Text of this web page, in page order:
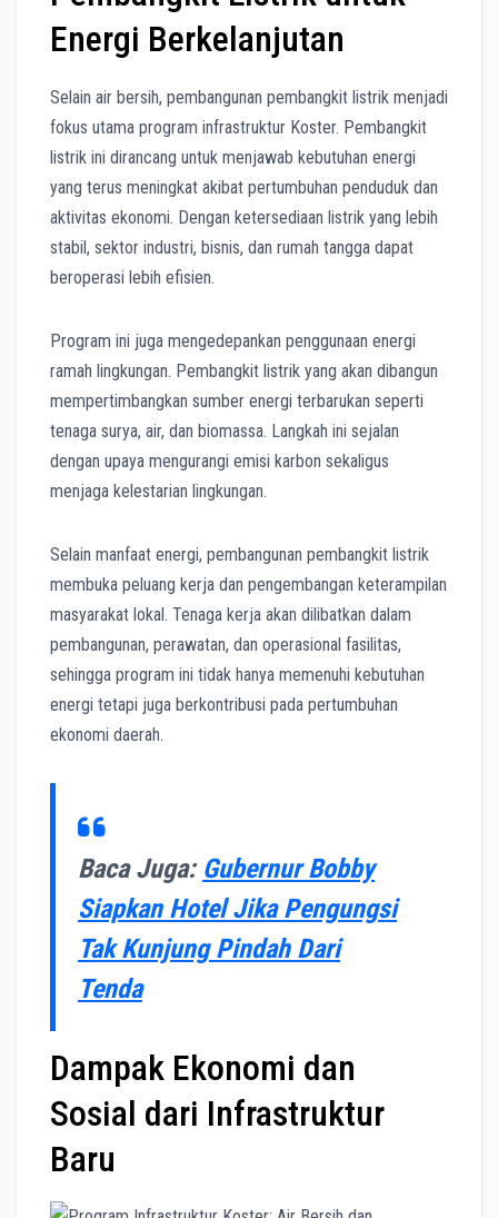
Energi Berkelanjutan
Selain air bersih, pembangunan pembangkit listrik menjadi
fokus utama program infrastruktur Koster. Pembangkit
listrik ini dirancang untuk menjawab kebutuhan energi
yang terus meningkat akibat pertumbuhan penduduk dan
aktivitas ekonomi. Dengan ketersediaan listrik yang lebih
stabil, sektor industri, bisnis, dan rumah tangga dapat
beroperasi lebih efisien.
Program ini juga mengedepankan penggunaan energi
ramah lingkungan. Pembangkit listrik yang akan dibangun
mempertimbangkan sumber energi terbarukan seperti
tenaga surya, air, dan biomassa. Langkah ini sejalan
dengan upaya mengurangi emisi karbon sekaligus
menjaga kelestarian lingkungan.
Selain manfaat energi, pembangunan pembangkit listrik
membuka peluang kerja dan pengembangan keterampilan
masyarakat lokal. Tenaga kerja akan dilibatkan dalam
pembangunan, perawatan, dan operasional fasilitas,
sehingga program ini tidak hanya memenuhi kebutuhan
energi tetapi juga berkontribusi pada pertumbuhan
ekonomi daerah.
Baca Juga: Gubernur Bobby
Siapkan Hotel Jika Pengungsi
Tak Kunjung Pindah Dari
Tenda
Dampak Ekonomi dan
Sosial dari Infrastruktur
Baru